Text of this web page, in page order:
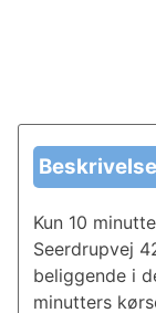
Beskrivelse
Kun 10
Seerdrupvej
beliggende i
minutters